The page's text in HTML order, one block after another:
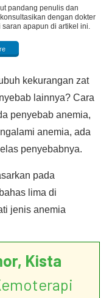
pandang penulis dan
dengan dokter
apapun di artikel ini.
kekurangan zat
lainnya? Cara
penyebab anemia,
anemia, ada
penyebabnya.
pada
lima di
jenis anemia
Kista